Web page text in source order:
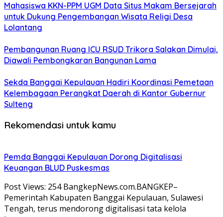
Mahasiswa KKN-PPM UGM Data Situs Makam Bersejarah
untuk Dukung Pengembangan Wisata Religi Desa
Lolantang
Pembangunan Ruang ICU RSUD Trikora Salakan Dimulai,
Diawali Pembongkaran Bangunan Lama
Sekda Banggai Kepulauan Hadiri Koordinasi Pemetaan
Kelembagaan Perangkat Daerah di Kantor Gubernur
Sulteng
Rekomendasi untuk kamu
Pemda Banggai Kepulauan Dorong Digitalisasi
Keuangan BLUD Puskesmas
Post Views: 254 BangkepNews.com.BANGKEP–
Pemerintah Kabupaten Banggai Kepulauan, Sulawesi
Tengah, terus mendorong digitalisasi tata kelola